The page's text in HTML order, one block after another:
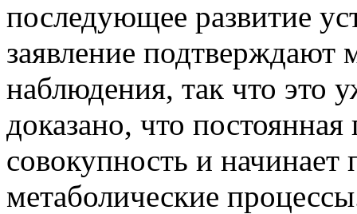
последующее развитие
заявление подтверждают
наблюдения, так что это
доказано, что постоянная
совокупность и
метаболические